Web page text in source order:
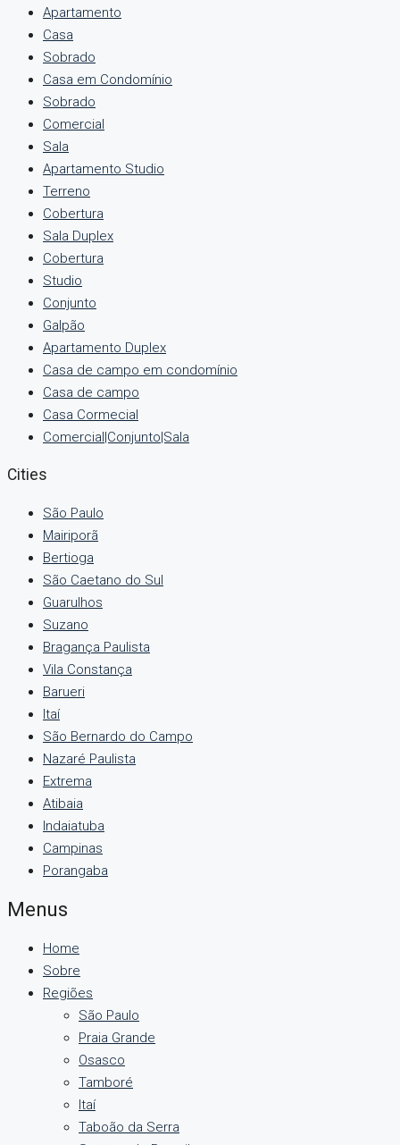
Apartamento
Casa
Sobrado
Casa em Condomínio
Sobrado
Comercial
Sala
Apartamento Studio
Terreno
Cobertura
Sala Duplex
Cobertura
Studio
Conjunto
Galpão
Apartamento Duplex
Casa de campo em condomínio
Casa de campo
Casa Cormecial
Comercial|Conjunto|Sala
Cities
São Paulo
Mairiporã
Bertioga
São Caetano do Sul
Guarulhos
Suzano
Bragança Paulista
Vila Constança
Barueri
Itaí
São Bernardo do Campo
Nazaré Paulista
Extrema
Atibaia
Indaiatuba
Campinas
Porangaba
Menus
Home
Sobre
Regiões
São Paulo
Praia Grande
Osasco
Tamboré
Itaí
Taboão da Serra